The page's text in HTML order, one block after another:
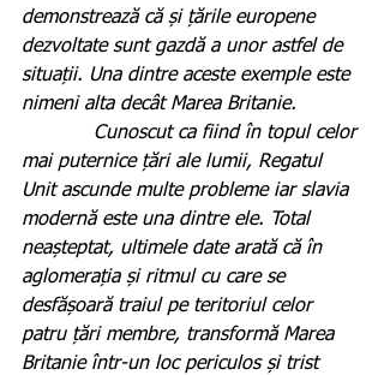
demonstrează că și țările europene
dezvoltate sunt gazdă a unor astfel de
situații. Una dintre aceste exemple este
nimeni alta decât Marea Britanie.
mai puternice țări ale lumii, Regatul
Unit ascunde multe probleme iar slavia
modernă este una dintre ele. Total
neașteptat, ultimele date arată că în
aglomerația și ritmul cu care se
desfășoară traiul pe teritoriul celor
patru țări membre, transformă Marea
Britanie într-un loc periculos și trist